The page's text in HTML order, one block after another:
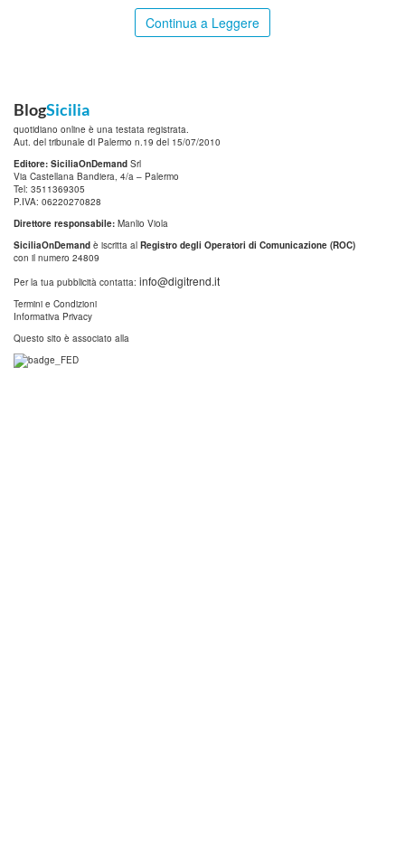
Continua a Leggere
BlogSicilia
quotidiano online è una testata registrata.
Aut. del tribunale di Palermo n.19 del 15/07/2010
Editore: SiciliaOnDemand Srl
Via Castellana Bandiera, 4/a – Palermo
Tel: 3511369305
P.IVA: 06220270828
Direttore responsabile: Manlio Viola
SiciliaOnDemand è iscritta al Registro degli Operatori di Comunicazione (ROC)
con il numero 24809
Per la tua pubblicità contatta: info@digitrend.it
Termini e Condizioni
Informativa Privacy
Questo sito è associato alla